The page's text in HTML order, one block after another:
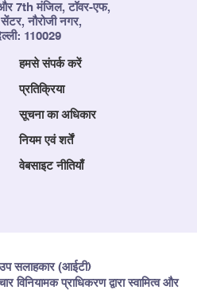
7th मंजिल, टॉवर-एफ,
नौरोजी नगर,
110029
हमसे संपर्क करें
प्रतिक्रिया
सूचना का अधिकार
नियम एवं शर्तें
वेबसाइट नीतियाँ
सलाहकार (आईटी)
विनियामक प्राधिकरण द्वारा स्वामित्व और